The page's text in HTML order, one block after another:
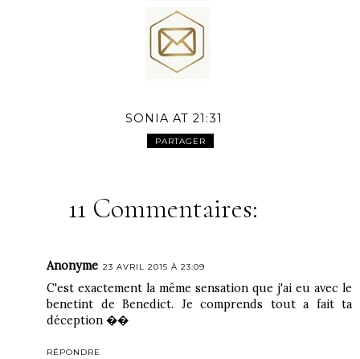
SONIA AT21:31
PARTAGER
11 Commentaires:
Anonyme 23 AVRIL 2015 À 23:09
C'est exactement la même sensation que j'ai eu avec le
benetint de Benedict. Je comprends tout a fait ta
déception ��
RÉPONDRE